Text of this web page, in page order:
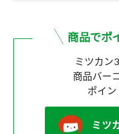
ミツカン
商品バー
ポイン
ミツ